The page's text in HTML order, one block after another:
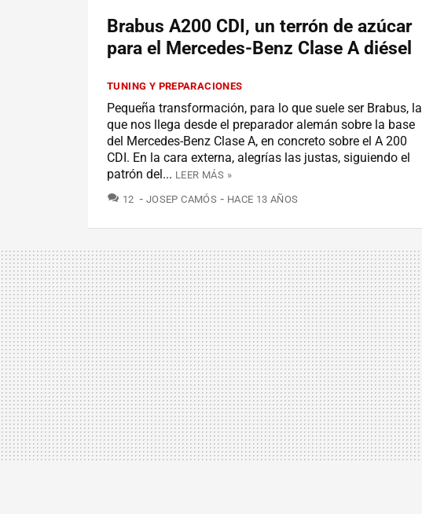
Brabus A200 CDI, un terrón de azúcar
para el Mercedes-Benz Clase A diésel
TUNING Y PREPARACIONES
Pequeña transformación, para lo que suele ser Brabus, la
que nos llega desde el preparador alemán sobre la base
del Mercedes-Benz Clase A, en concreto sobre el A 200
CDI. En la cara externa, alegrías las justas, siguiendo el
patrón del... LEER MÁS »
12 COMENTARIOS
JOSEP CAMÓS HACE 13 AÑOS